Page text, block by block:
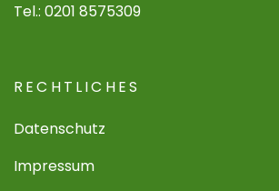
Tel.: 0201 8575309
RECHTLICHES
Datenschutz
Impressum